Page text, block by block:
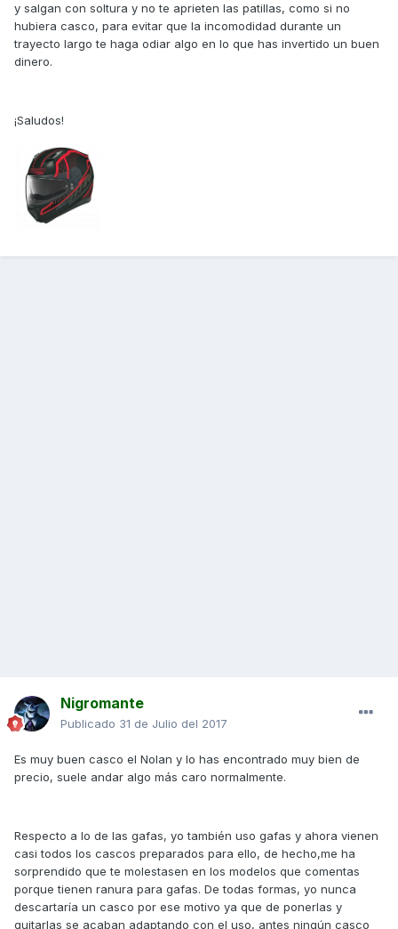
y salgan con soltura y no te aprieten las patillas, como si no
hubiera casco, para evitar que la incomodidad durante un
trayecto largo te haga odiar algo en lo que has invertido un buen
dinero.
¡Saludos!
Nigromante
Publicado 31 de Julio del 2017
Es muy buen casco el Nolan y lo has encontrado muy bien de
precio, suele andar algo más caro normalmente.
Respecto a lo de las gafas, yo también uso gafas y ahora vienen
casi todos los cascos preparados para ello, de hecho,me ha
sorprendido que te molestasen en los modelos que comentas
porque tienen ranura para gafas. De todas formas, yo nunca
descartaría un casco por ese motivo ya que de ponerlas y
quitarlas se acaban adaptando con el uso, antes ningún casco